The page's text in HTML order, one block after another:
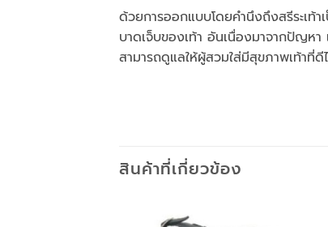
ด้วยการออกแบบโดยคำนึงถึงสรีระเท้
บาดเจ็บของเท้า อันเนื่องมาจากปัญห
สามารถดูแลให้ผู้สวมใส่มีสุขภาพเท้าที่
สินค้าที่เกี่ยวข้อง